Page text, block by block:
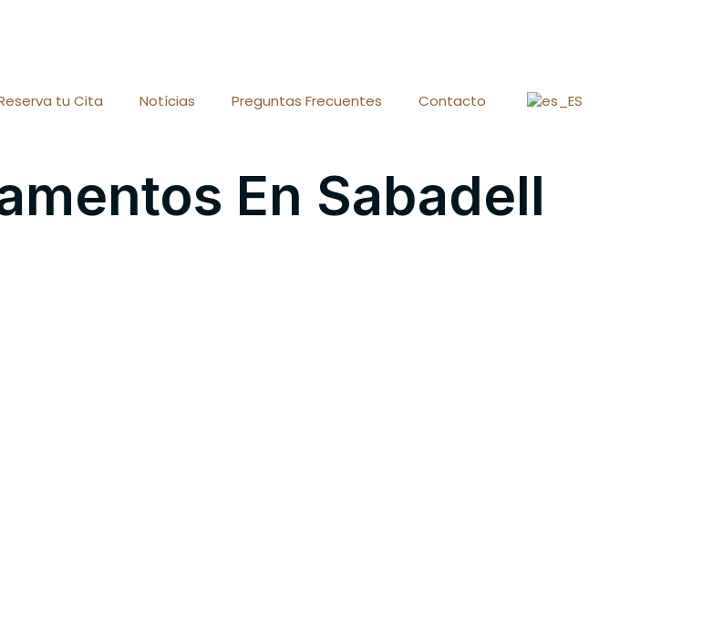
tu Cita Notícias Preguntas Frecuentes Contacto
En Sabadell